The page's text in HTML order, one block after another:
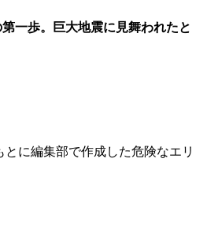
一歩。巨大地震に見舞われたと
に編集部で作成した危険なエリ